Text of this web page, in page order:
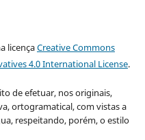
licençaCreative Commons
4.0 International License.
de efetuar, nos originais,
ortogramatical, com vistas a
respeitando, porém, o estilo